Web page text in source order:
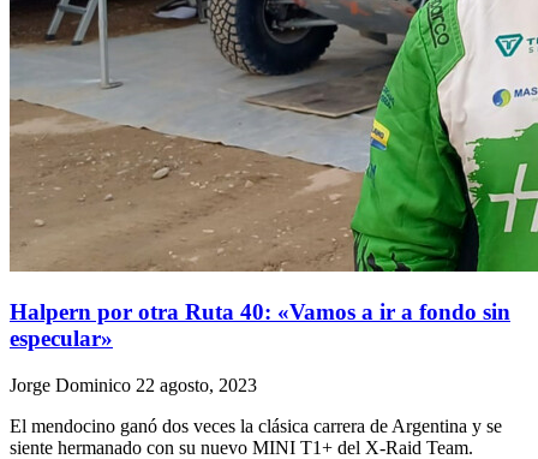
Halpern por otra Ruta 40: «Vamos a ir a fondo sin
especular»
Jorge Dominico 22 agosto, 2023
El mendocino ganó dos veces la clásica carrera de Argentina y se
siente hermanado con su nuevo MINI T1+ del X-Raid Team.